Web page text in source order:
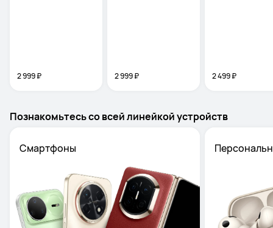
2 999 ₽ 2 999 ₽ 2 499 ₽
Познакомьтесь со всей линейкой устройств
Смартфоны